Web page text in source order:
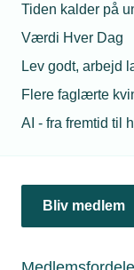
Tiden kalder på
Værdi Hver Dag
Lev godt, arbejd
Flere faglærte
AI - fra fremtid til
Bliv medlem
kræftbehandling,